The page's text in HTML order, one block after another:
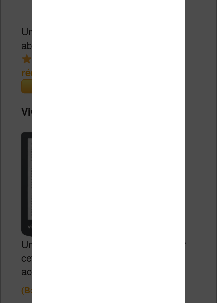
Un bon prix pour une liseuse couleur
abordable.
réduction de 15€
Vivlio Light Zen + Housse
Un excellent rapport qualité / prix pour
cette liseuse de 6 pouces très
accessible.
129,99€
(Boulanger)